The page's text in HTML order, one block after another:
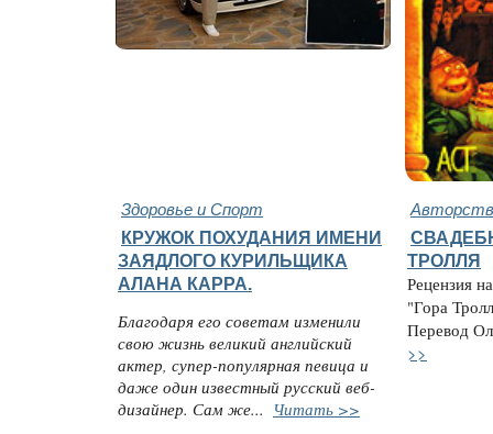
Здоровье и Спорт
КРУЖОК ПОХУДАНИЯ ИМЕНИ
ЗАЯДЛОГО КУРИЛЬЩИКА
АЛАНА КАРРА.
Благодаря его советам изменили
свою жизнь великий английский
актер, супер-популярная певица и
даже один известный русский веб-
дизайнер. Сам же... Читать >>
ТРОЛЛЯ
Рецензия
"Гора
Перевод
>>